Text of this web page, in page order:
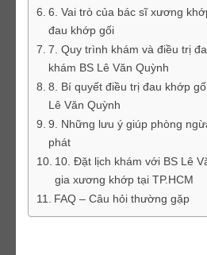
6. Vai trò của bác sĩ xương
đau khớp gối
7. Quy trình khám và điều trị
khám BS Lê Văn Quỳnh
8. Bí quyết điều trị đau khớp
Lê Văn Quỳnh
9. Những lưu ý giúp phòng
phát
10. Đặt lịch khám với BS Lê
gia xương khớp tại TP.HCM
FAQ – Câu hỏi thường gặp